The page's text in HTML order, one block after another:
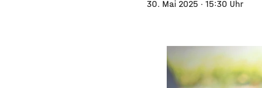
30. Mai 2025 · 15:30 Uhr